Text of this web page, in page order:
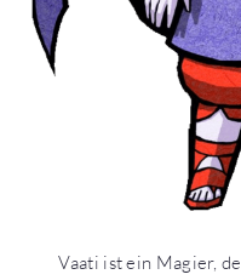
Vaati ist ein Magier,